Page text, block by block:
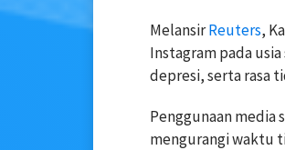
MelansirReuters,
Instagram pada
depresi, serta rasa
Penggunaan media
mengurangi waktu